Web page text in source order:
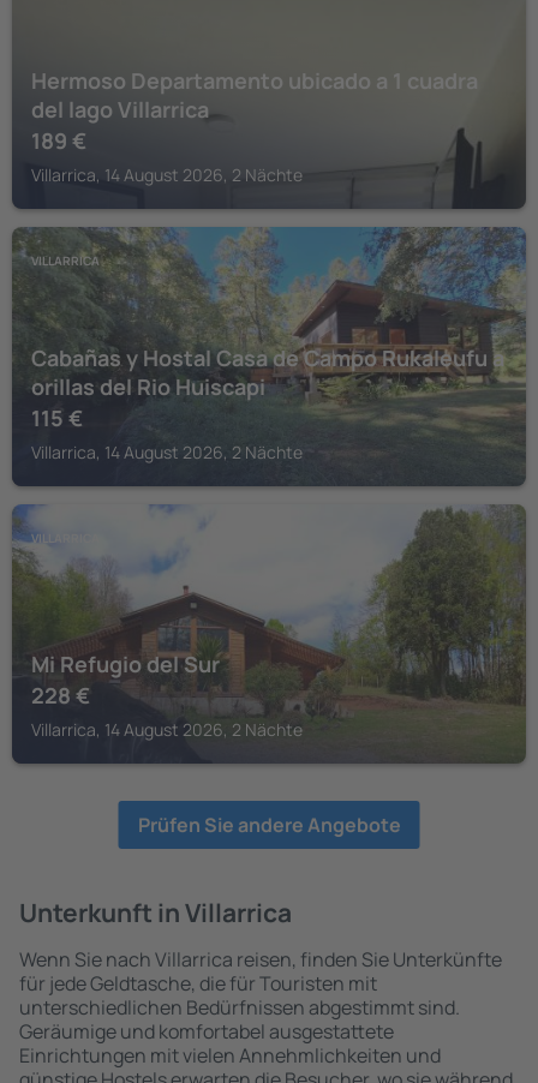
Hermoso Departamento ubicado a 1 cuadra
del lago Villarrica
189 €
Villarrica, 14 August 2026, 2 Nächte
VILLARRICA
Cabañas y Hostal Casa de Campo Rukaleufu a
orillas del Rio Huiscapi
115 €
Villarrica, 14 August 2026, 2 Nächte
VILLARRICA
Mi Refugio del Sur
228 €
Villarrica, 14 August 2026, 2 Nächte
Prüfen Sie andere Angebote
Unterkunft in Villarrica
Wenn Sie nach Villarrica reisen, finden Sie Unterkünfte
für jede Geldtasche, die für Touristen mit
unterschiedlichen Bedürfnissen abgestimmt sind.
Geräumige und komfortabel ausgestattete
Einrichtungen mit vielen Annehmlichkeiten und